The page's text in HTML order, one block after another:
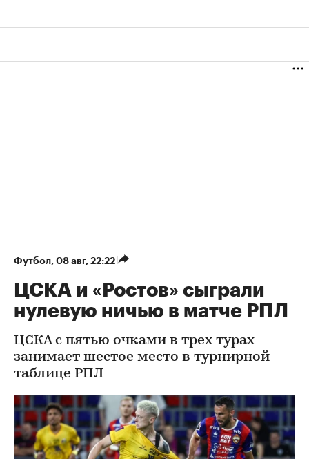
Футбол⁠, 08 авг, 22:22
ЦСКА и «Ростов» сыграли
нулевую ничью в матче РПЛ
ЦСКА с пятью очками в трех турах
занимает шестое место в турнирной
таблице РПЛ